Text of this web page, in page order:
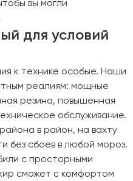
вы могли
для условий
к технике особые. Наши
реалиям: мощные
резина, повышенная
обслуживание.
в район, на вахту
без сбоев в любой мороз.
с просторными
сможет с комфортом